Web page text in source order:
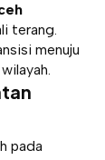
terang.
menuju
pada